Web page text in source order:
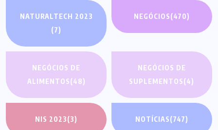
NATURALTECH 2023
(7)
NEGÓCIOS(470)
NEGÓCIOS DE
ALIMENTOS(48)
NEGÓCIOS DE
SUPLEMENTOS(4)
NIS 2023(3) NOTÍCIAS(747)